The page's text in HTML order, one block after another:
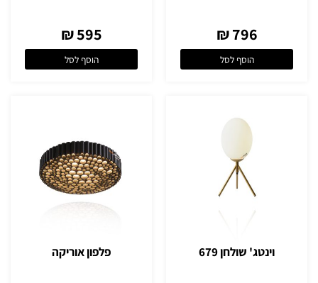
796 ₪
הוסף לסל
595 ₪
הוסף לסל
וינטג' שולחן 679 פלפון אוריקה